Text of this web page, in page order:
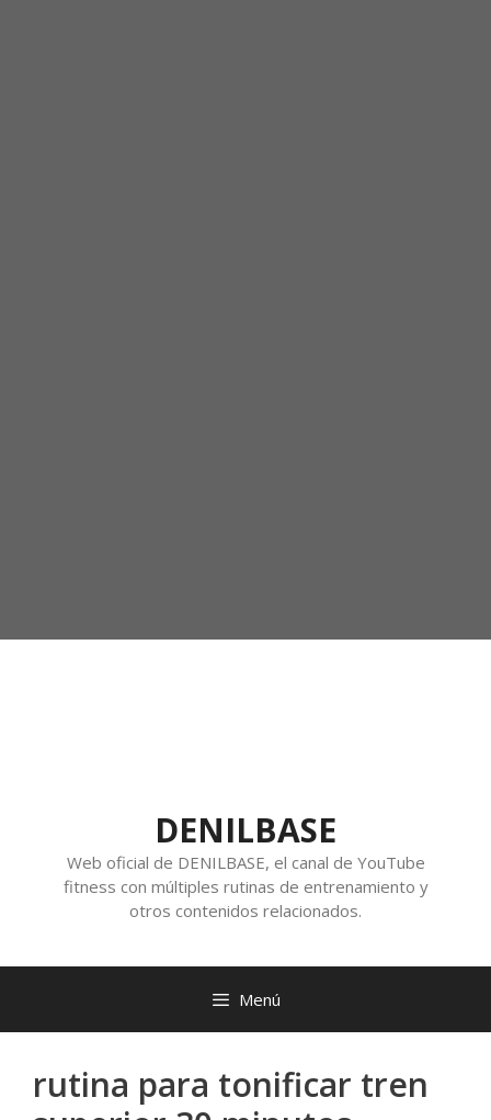
DENILBASE
Web oficial de DENILBASE, el canal de YouTube
fitness con múltiples rutinas de entrenamiento y
otros contenidos relacionados.
Menú
rutina para tonificar tren